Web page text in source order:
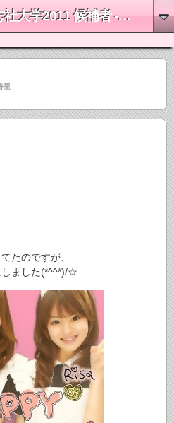
2011 候補者 - 高橋由香里
里
たのですが、
しました(*^^*)/☆